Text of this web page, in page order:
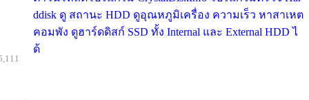
ddisk ดู สถานะ HDD ดูอุณหภูมิเครื่อง ความเร็ว หาสาเหต
คอมพัง ดูฮาร์ดดิสก์ SSD ทั้ง Internal และ External HDD ไ
ด้